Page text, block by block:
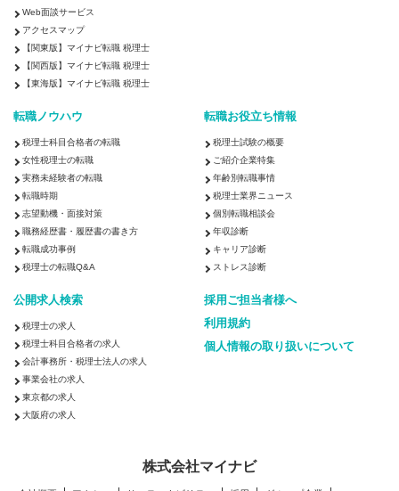
Web面談サービス
アクセスマップ
【関東版】マイナビ転職 税理士
【関西版】マイナビ転職 税理士
【東海版】マイナビ転職 税理士
転職ノウハウ
税理士科目合格者の転職
女性税理士の転職
実務未経験者の転職
転職時期
志望動機・面接対策
職務経歴書・履歴書の書き方
転職成功事例
税理士の転職Q&A
転職お役立ち情報
税理士試験の概要
ご紹介企業特集
年齢別転職事情
税理士業界ニュース
個別転職相談会
年収診断
キャリア診断
ストレス診断
公開求人検索
税理士の求人
税理士科目合格者の求人
会計事務所・税理士法人の求人
事業会社の求人
東京都の求人
大阪府の求人
採用ご担当者様へ
利用規約
個人情報の取り扱いについて
株式会社マイナビ